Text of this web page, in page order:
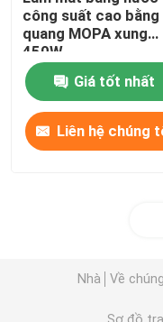
công suất cao bằng
quang MOPA xung
450W
Giá tốt nhất
Liên hệ chúng
Nhà Về
Sơ đồ